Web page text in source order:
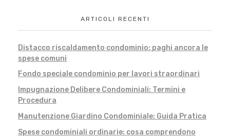
ARTICOLI RECENTI
Distacco riscaldamento condominio: paghi ancora le
spese comuni
Fondo speciale condominio per lavori straordinari
Impugnazione Delibere Condominiali: Termini e
Procedura
Manutenzione Giardino Condominiale: Guida Pratica
Spese condominiali ordinarie: cosa comprendono